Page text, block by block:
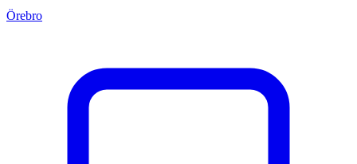
Örebro